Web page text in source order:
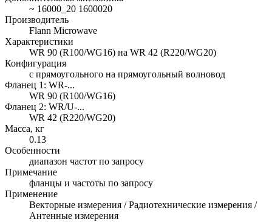
~ 16000_20 1600020
Производитель
Flann Microwave
Характеристики
WR 90 (R100/WG16) на WR 42 (R220/WG20)
Конфигурация
с прямоугольного на прямоугольный волновод
Фланец 1: WR-...
WR 90 (R100/WG16)
Фланец 2: WR/U-...
WR 42 (R220/WG20)
Масса, кг
0.13
Особенности
диапазон частот по запросу
Примечание
фланцы и частоты по запросу
Применение
Векторные измерения / Радиотехнические измерения /
Антенные измерения